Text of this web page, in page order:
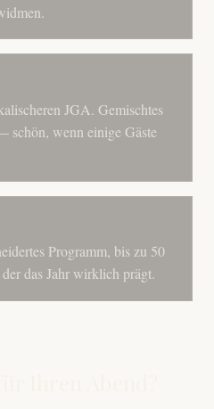
JGA. Gemischtes
wenn einige Gäste
Programm, bis zu 50
das Jahr wirklich prägt.